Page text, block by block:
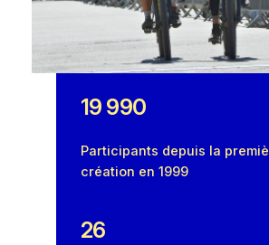
19 990
Participants depuis la
création en 1999
26